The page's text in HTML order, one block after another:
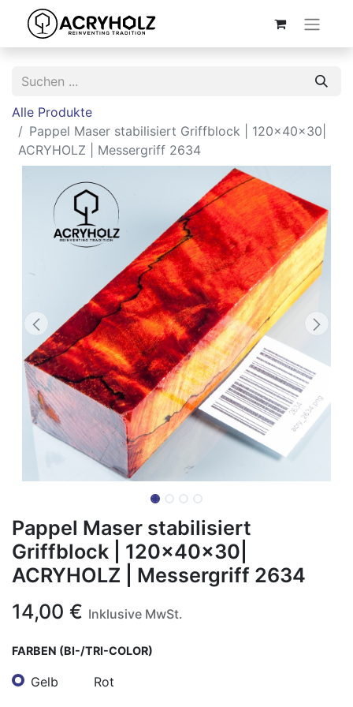
Alle Produkte
Pappel Maser stabilisiert Griffblock | 120x40x30|
ACRYHOLZ | Messergriff 2634
Pappel Maser stabilisiert
Griffblock | 120x40x30|
ACRYHOLZ | Messergriff 2634
14,00 € Inklusive MwSt.
FARBEN (BI-/TRI-COLOR)
Gelb Rot